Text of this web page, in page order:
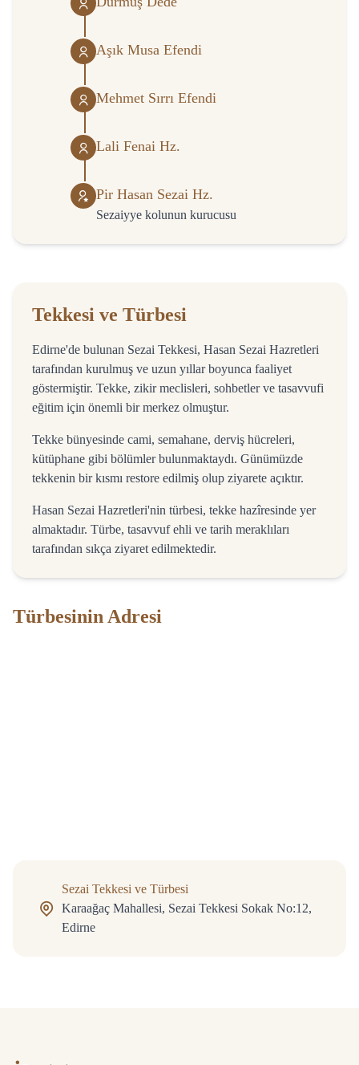
Aşık Musa Efendi
Mehmet Sırrı Efendi
Lali Fenai Hz.
Pir Hasan Sezai Hz.
Sezaiyye kolunun kurucusu
Tekkesi ve Türbesi
Edirne'de bulunan Sezai Tekkesi, Hasan Sezai Hazretleri
tarafından kurulmuş ve uzun yıllar boyunca faaliyet
göstermiştir. Tekke, zikir meclisleri, sohbetler ve tasavvufi
eğitim için önemli bir merkez olmuştur.
Tekke bünyesinde cami, semahane, derviş hücreleri,
kütüphane gibi bölümler bulunmaktaydı. Günümüzde
tekkenin bir kısmı restore edilmiş olup ziyarete açıktır.
Hasan Sezai Hazretleri'nin türbesi, tekke hazîresinde yer
almaktadır. Türbe, tasavvuf ehli ve tarih meraklıları
tarafından sıkça ziyaret edilmektedir.
Türbesinin Adresi
Sezai Tekkesi ve Türbesi
Karaağaç Mahallesi, Sezai Tekkesi Sokak No:12,
Edirne